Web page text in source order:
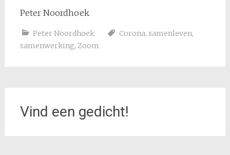
Peter Noordhoek
Peter Noordhoek Corona, samenleven,
samenwerking, Zoom
Vind een gedicht!